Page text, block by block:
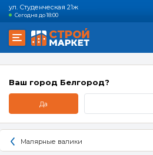
ул. Студенческая 21ж
Сегодня до 18:00
Ваш город Белгород?
Да
Малярные валики